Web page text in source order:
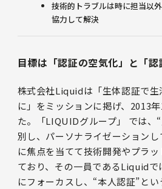
技術的トラブルは時に担当以
協力して解決
目標は「認証の空気化」と「認
株式会社Liquidは「生体認証で生
に」をミッションに掲げ、2013
た。「LIQUIDグループ」 では、
別し、パーソナライゼーション
に焦点を当てて技術開発やプラ
ており、その一員であるLiquidで
にフォーカスし、“本人認証”と